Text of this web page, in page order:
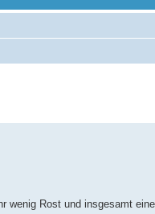
wenig Rost und insgesamt